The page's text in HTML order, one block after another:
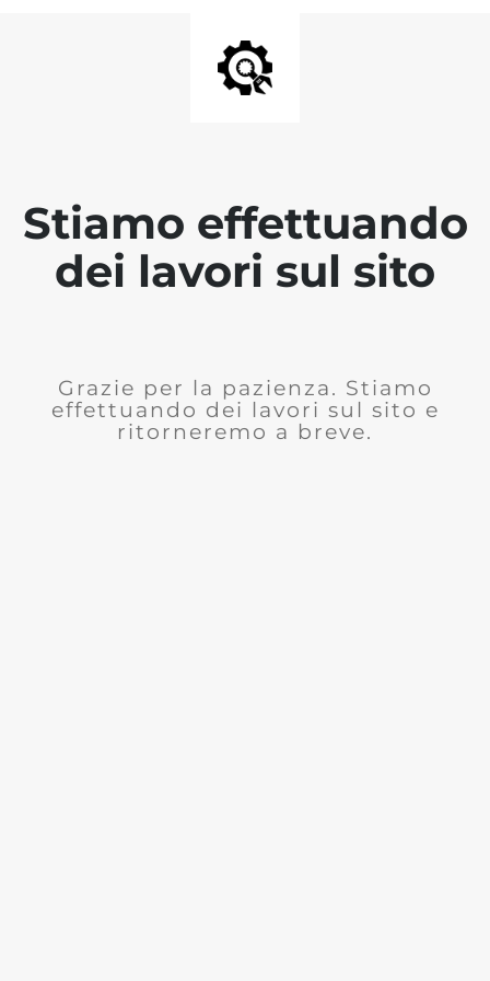
Stiamo effettuando
dei lavori sul sito
Grazie per la pazienza. Stiamo
effettuando dei lavori sul sito e
ritorneremo a breve.